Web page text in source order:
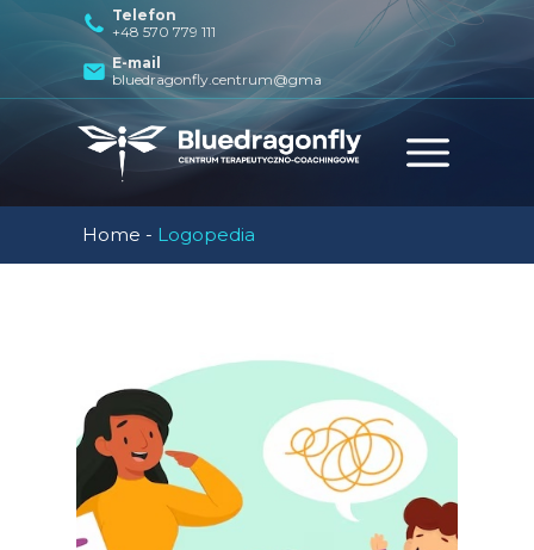
E-mail
bluedragonfly.centrum@gmail.com
Telefon
+48 570 779 111
Home - Logopedia